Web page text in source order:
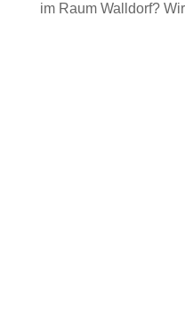
im Raum Walldorf?